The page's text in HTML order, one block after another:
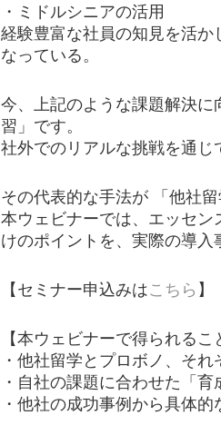
・ミドルシニアの活用
経験豊富な社員の知見を活
なっている。
今、上記のような課題解決
習」です。
社外でのリアルな挑戦を通じ
その代表的な手法が 「他社留
本ウェビナーでは、エッセ
けのポイントを、実際の導入
【セミナー申込みはこちら 】
【本ウェビナーで得られるこ
・他社留学とプロボノ、そ
・自社の課題に合わせた「
・他社の成功事例から具体